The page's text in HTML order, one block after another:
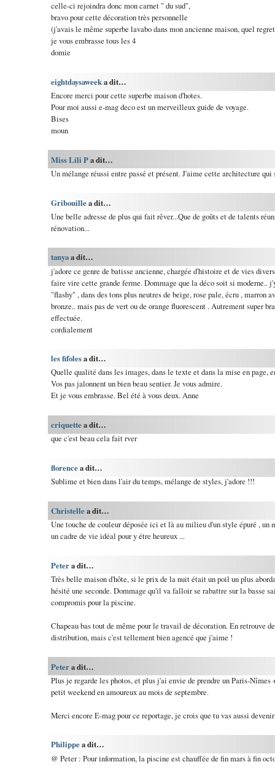
celle-ci rejoindra donc mon carnet " du sud",
bravo pour cette décoration très personnelle
(j'avais le même superbe lavabo dans mon ancienne maison, quel
je vous embrasse tous les 4
domie
eightdaysaweeka dit…
Encore merci pour cette superbe maison d'hotes.
Pour moi aussi e-mag deco est un merveilleux guide de voyage.
Bises
moun
Miss Lili Pa dit…
Un mélange réussi entre passé et présent. J'aime cette architecture qui
Gribouillea dit…
Une belle adresse de plus qui fait rêver...Que de goûts et de talents
rénovation...
tanyaa dit…
j'adore ce genre de batisse ancienne, chargée d'histoire et de vies
faire vire cette grande ferme. Dommage que la déco soit si moderne..
"flashy" , dans des tons plus neutres de beige, rose pale, écru , marron
bronze.. mais pas de vert ou de orange fluorescent . Autrement super
effectuée.
cordialement
les fifolesa dit…
Quelle qualité dans les images, dans le texte et dans la mise en page,
Vos pas jalonnent un bien beau sentier. Je vous admire.
Et je vous embrasse. Bel été à vous deux. Anne
criquettea dit…
que c'est beau cela fait rver
florencea dit…
Sublime et bien dans l'air du temps, mélange de styles, j'adore !!!
Christellea dit…
Une touche de couleur déposée ici et là au milieu d'un style épuré ,
un cadre de vie idéal pour y étre heureux ...
Petera dit…
Très belle maison d'hôte, si le prix de la nuit était un poil un plus
hésité une seconde. Dommage qu'il va falloir se rabattre sur la basse
compromis pour la piscine.
Chapeau bas tout de même pour le travail de décoration. En retrouve
distribution, mais c'est tellement bien agencé que j'aime !
Petera dit…
Plus je regarde les photos, et plus j'ai envie de prendre un Paris-
petit weekend en amoureux au mois de septembre.
Merci encore E-mag pour ce reportage, je crois que tu vas aussi
Philippea dit…
@ Peter : Pour information, la piscine est chauffée de fin mars à fin